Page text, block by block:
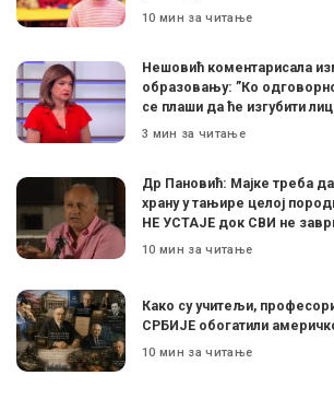
10 мин за читање
Нешовић коментарисала
образовању: ”Ко
се плаши да ће изгубити
3 мин за читање
Др Пановић: Мајке треба да
храну у тањире целој
НЕ УСТАЈЕ док СВИ не
10 мин за читање
Како су учитељи,
СРБИЈЕ обогатили
10 мин за читање